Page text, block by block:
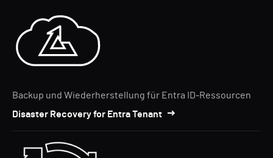
Backup und Wiederherstellung für Entra ID-Ressourcen
Disaster Recovery for Entra Tenant